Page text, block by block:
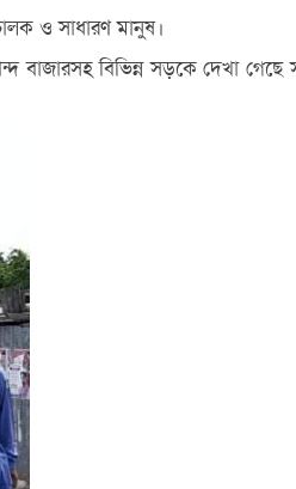
ও সাধারণ মানুষ।
বিভিন্ন সড়কে দেখা গেছে